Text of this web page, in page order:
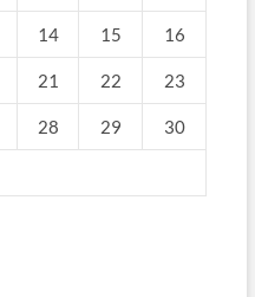
14 15 16
21 22 23
28 29 30